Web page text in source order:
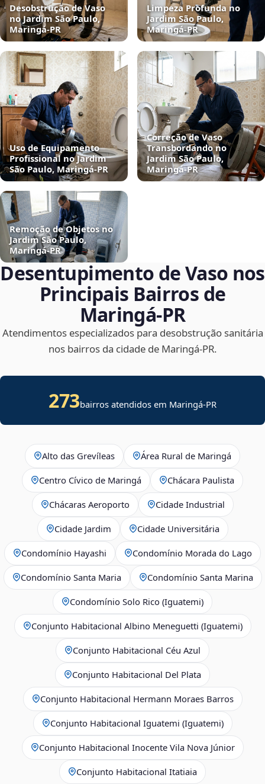
Desobstrução de Vaso
no Jardim São Paulo,
Maringá‑PR
Limpeza Profunda no
Jardim São Paulo,
Maringá‑PR
Uso de Equipamento
Profissional no Jardim
São Paulo, Maringá‑PR
Correção de Vaso
Transbordando no
Jardim São Paulo,
Maringá‑PR
Remoção de Objetos no
Jardim São Paulo,
Maringá‑PR
Desentupimento de Vaso nos
Principais Bairros de
Maringá‑PR
Atendimentos especializados para desobstrução sanitária
nos bairros da cidade de Maringá‑PR.
273bairros atendidos em Maringá-PR
Alto das Grevíleas Área Rural de Maringá
Centro Cívico de Maringá Chácara Paulista
Chácaras Aeroporto Cidade Industrial
Cidade Jardim Cidade Universitária
Condomínio Hayashi Condomínio Morada do Lago
Condomínio Santa Maria Condomínio Santa Marina
Condomínio Solo Rico (Iguatemi)
Conjunto Habitacional Albino Meneguetti (Iguatemi)
Conjunto Habitacional Céu Azul
Conjunto Habitacional Del Plata
Conjunto Habitacional Hermann Moraes Barros
Conjunto Habitacional Iguatemi (Iguatemi)
Conjunto Habitacional Inocente Vila Nova Júnior
Conjunto Habitacional Itatiaia